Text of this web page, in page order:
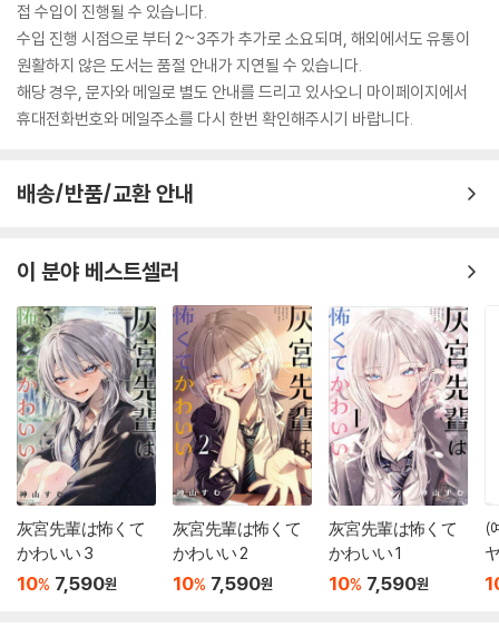
접 수입이 진행될 수 있습니다.
수입 진행 시점으로 부터 2~3주가 추가로 소요되며, 해외에서도 유통이
원활하지 않은 도서는 품절 안내가 지연될 수 있습니다.
해당 경우, 문자와 메일로 별도 안내를 드리고 있사오니 마이페이지에서
휴대전화번호와 메일주소를 다시 한번 확인해주시기 바랍니다.
배송/반품/교환 안내
이 분야 베스트셀러
灰宮先輩は怖くて
かわいい 3
10% 7,590원
灰宮先輩は怖くて
かわいい 2
10% 7,590원
灰宮先輩は怖くて
かわいい 1
10% 7,590원
(
ヤ
版 畵集 第